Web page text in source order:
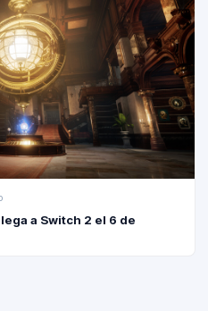
a Switch 2 el 6 de